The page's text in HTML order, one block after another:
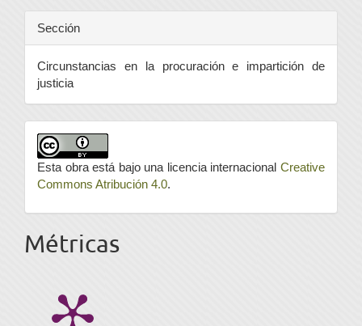
Sección
Circunstancias en la procuración e impartición de
justicia
Esta obra está bajo una licencia internacional Creative
Commons Atribución 4.0.
Métricas